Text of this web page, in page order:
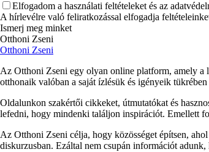
Elfogadom a használati feltételeket és az
A hírlevélre való feliratkozással elfogadja
Ismerj meg minket
Otthoni Zseni
Otthoni Zseni
Az Otthoni Zseni egy olyan online platform, amely a
otthonaik valóban a saját ízlésük és igényeik
Oldalunkon szakértői cikkeket, útmutatókat és
lefedni, hogy mindenki találjon inspirációt. Emellett
Az Otthoni Zseni célja, hogy közösséget építsen,
diskurzusban. Ezáltal nem csupán információt